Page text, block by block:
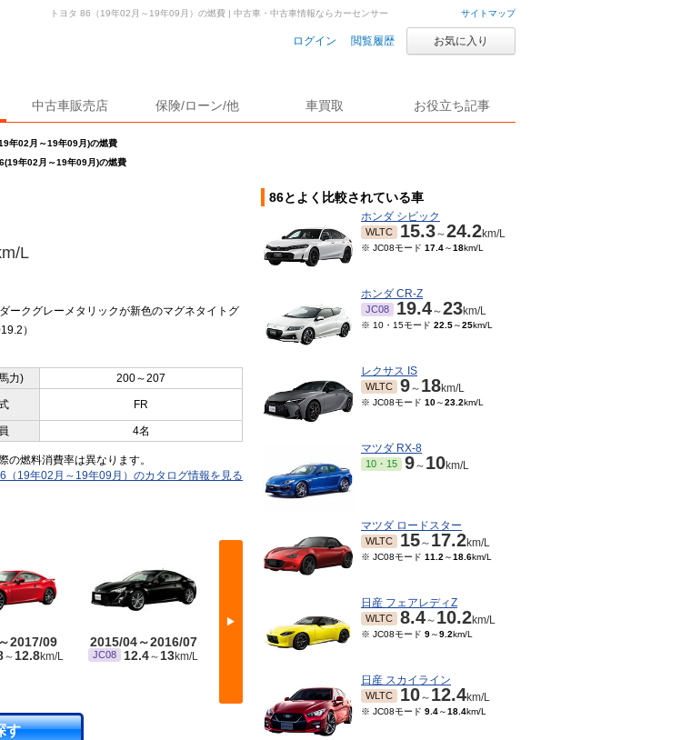
サイトマップ
ログイン 閲覧履歴 お気に入り
中古車販売店 保険/ローン/他 車買取 お役立ち記事
年02月～19年09月)の燃費
年02月～19年09月)の燃費
トヨタ 86（19年02月～19年09月）の燃費 | 中古車・中古車情報ならカーセンサー
L
ークグレーメタリックが新色のマグネタイトグ
）
力)
200～207
FR
4名
燃料消費率は異なります。
（19年02月～19年09月）のカタログ情報を見る
▶
2017/09
～ 12.8km/L
2015/04～2016/07
JC08 12.4～ 13km/L
2014/06～2015/03
13.4
2014/04～2014/05
す
86とよく比較されている車
ホンダ シビック
WLTC 15.3～24.2km/L
※ JC08モード 17.4～18km/L
ホンダ CR-Z
JC08 19.4～23km/L
※ 10・15モード 22.5～25km/L
レクサス IS
WLTC 9～ 18km/L
※ JC08モード 10～23.2km/L
マツダ RX-8
10・15 9～ 10km/L
マツダ ロードスター
WLTC 15～ 17.2km/L
※ JC08モード 11.2 ～18.6km/L
日産 フェアレディZ
WLTC 8.4～ 10.2km/L
※ JC08モード 9～9.2km/L
日産 スカイライン
WLTC 10～ 12.4km/L
※ JC08モード 9.4～18.4km/L